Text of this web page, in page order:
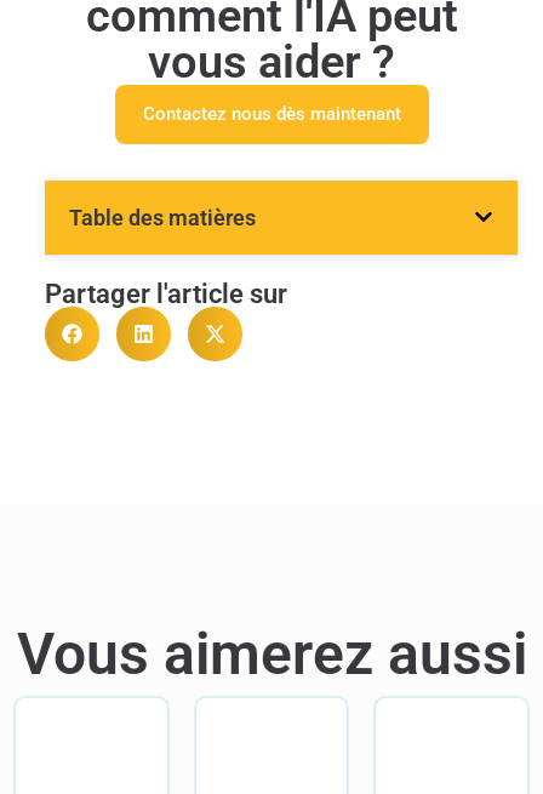
comment l'IA peut
vous aider ?
Contactez nous dès maintenant
Table des matières
Partager l'article sur
Vous aimerez aussi